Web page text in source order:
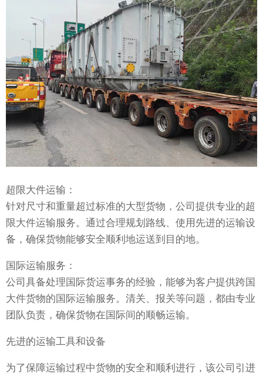
超限大件运输：
针对尺寸和重量超过标准的大型货物，公司提供专业的超
限大件运输服务。通过合理规划路线、使用先进的运输设
备，确保货物能够安全顺利地运送到目的地。
国际运输服务：
公司具备处理国际货运事务的经验，能够为客户提供跨国
大件货物的国际运输服务。清关、报关等问题，都由专业
团队负责，确保货物在国际间的顺畅运输。
先进的运输工具和设备
为了保障运输过程中货物的安全和顺利进行，该公司引进